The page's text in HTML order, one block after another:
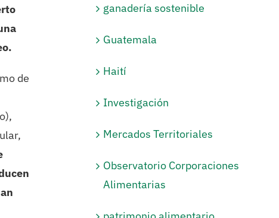
de
ganadería sostenible
Guatemala
Haití
Investigación
Mercados Territoriales
Observatorio Corporaciones
Alimentarias